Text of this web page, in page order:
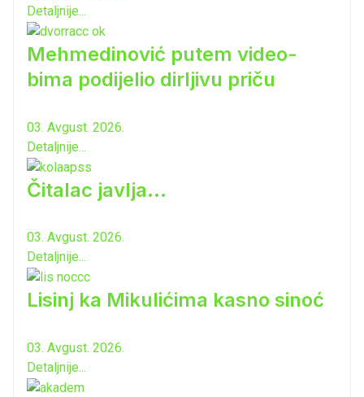
Detaljnije...
Mehmedinović putem video-
bima podijelio dirljivu priču
03. Avgust. 2026.
Detaljnije...
Čitalac javlja...
03. Avgust. 2026.
Detaljnije...
Lisinj ka Mikulićima kasno sinoć
03. Avgust. 2026.
Detaljnije...